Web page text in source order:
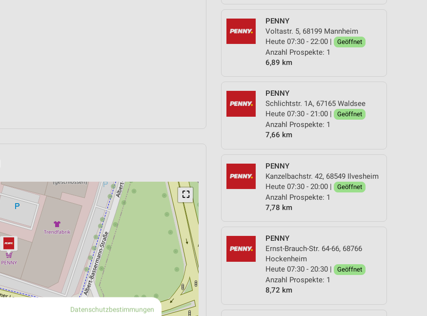
PENNY
Voltastr. 5, 68199 Mannheim
Heute 07:30 - 22:00 |
Geöffnet
Anzahl Prospekte: 1
6,89 km
PENNY
Schlichtstr. 1A, 67165 Waldsee
Heute 07:30 - 21:00 |
Geöffnet
Anzahl Prospekte: 1
7,66 km
PENNY
Kanzelbachstr. 42, 68549 Ilvesheim
Heute 07:30 - 20:00 |
Geöffnet
Anzahl Prospekte: 1
7,78 km
PENNY
Ernst-Brauch-Str. 64-66, 68766
Hockenheim
Heute 07:30 - 20:30 |
Geöffnet
Anzahl Prospekte: 1
8,72 km
⛶
Datenschutzbestimmungen